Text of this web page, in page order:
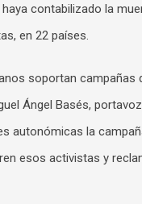
contabilizado la
en 22 países.
soportan
Ángel Basés,
autonómicas la
esos activistas y